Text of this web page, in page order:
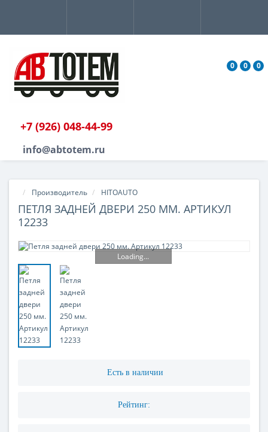
0 0 0
+7 (926) 048-44-99
info@abtotem.ru
Производитель HITOAUTO
ПЕТЛЯ ЗАДНЕЙ ДВЕРИ 250 ММ. АРТИКУЛ
12233
Loading...
Есть в наличии
Рейтинг: